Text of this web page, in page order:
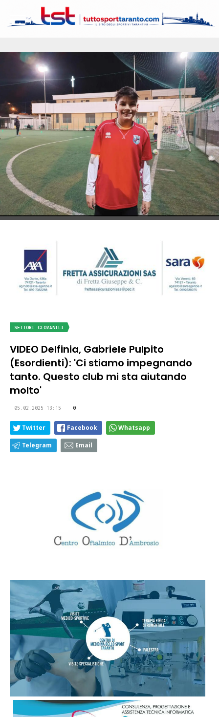
SETTORI GIOVANILI
VIDEO Delfinia, Gabriele Pulpito
(Esordienti): 'Ci stiamo impegnando
tanto. Questo club mi sta aiutando
molto'
05.02.2025 13:15 0
Twitter Facebook Whatsapp
Telegram Email